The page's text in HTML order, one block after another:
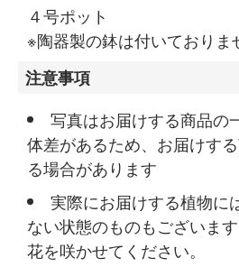
４号ポット
※陶器製の鉢は付いておりま
注意事項
写真はお届けする商品の
体差があるため、お届けす
る場合があります
実際にお届けする植物に
ない状態のものもございま
花を咲かせてください。